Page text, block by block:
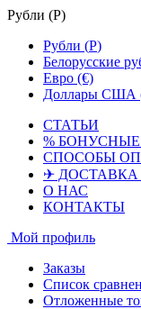
Рубли (Р)
Рубли (Р)
Белорусские
Евро (€)
Доллары США
СТАТЬИ
%
СПОСОБЫ
✈
О НАС
КОНТАКТЫ
Мой профиль
Заказы
Список
Отложенные